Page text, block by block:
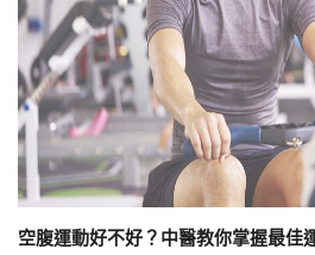
空腹運動好不好？中醫教你掌握最佳